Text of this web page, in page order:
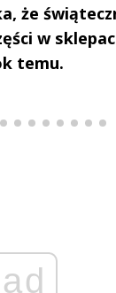
że
w
temu.
ad